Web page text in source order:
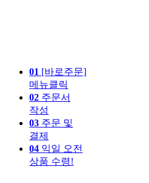
01 [바로주문]
메뉴클릭
02 주문서
작성
03 주문 및
결제
04 익일 오전
상품 수령!